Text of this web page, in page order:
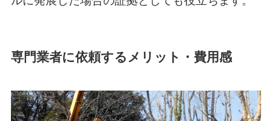
専門業者に依頼するメリット・費用感